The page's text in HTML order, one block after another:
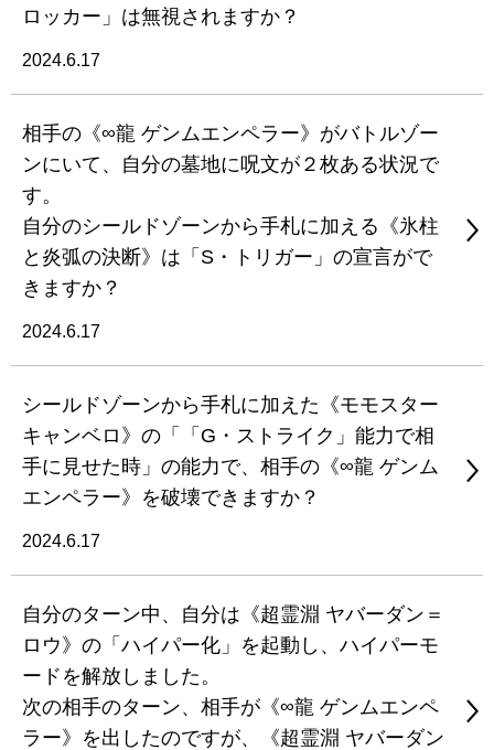
ロッカー」は無視されますか？
2024.6.17
相手の《∞龍 ゲンムエンペラー》がバトルゾー
ンにいて、自分の墓地に呪文が２枚ある状況で
す。
自分のシールドゾーンから手札に加える《氷柱
と炎弧の決断》は「S・トリガー」の宣言がで
きますか？
2024.6.17
シールドゾーンから手札に加えた《モモスター
キャンベロ》の「「G・ストライク」能力で相
手に見せた時」の能力で、相手の《∞龍 ゲンム
エンペラー》を破壊できますか？
2024.6.17
自分のターン中、自分は《超霊淵 ヤバーダン＝
ロウ》の「ハイパー化」を起動し、ハイパーモ
ードを解放しました。
次の相手のターン、相手が《∞龍 ゲンムエンペ
ラー》を出したのですが、《超霊淵 ヤバーダン